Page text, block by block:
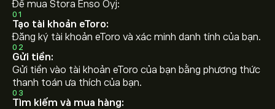
Để mua Stora Enso Oyj:
01
Tạo tài khoản eToro:
Đăng ký tài khoản eToro và xác minh danh tính của bạn.
02
Gửi tiền:
Gửi tiền vào tài khoản eToro của bạn bằng phương thức
thanh toán ưa thích của bạn.
03
Tìm kiếm và mua hàng: